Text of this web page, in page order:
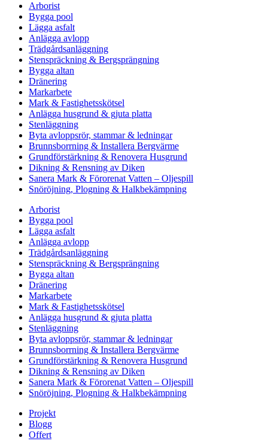
Arborist
Bygga pool
Lägga asfalt
Anlägga avlopp
Trädgårdsanläggning
Stenspräckning & Bergsprängning
Bygga altan
Dränering
Markarbete
Mark & Fastighetsskötsel
Anlägga husgrund & gjuta platta
Stenläggning
Byta avloppsrör, stammar & ledningar
Brunnsborrning & Installera Bergvärme
Grundförstärkning & Renovera Husgrund
Dikning & Rensning av Diken
Sanera Mark & Förorenat Vatten – Oljespill
Snöröjning, Plogning & Halkbekämpning
Arborist
Bygga pool
Lägga asfalt
Anlägga avlopp
Trädgårdsanläggning
Stenspräckning & Bergsprängning
Bygga altan
Dränering
Markarbete
Mark & Fastighetsskötsel
Anlägga husgrund & gjuta platta
Stenläggning
Byta avloppsrör, stammar & ledningar
Brunnsborrning & Installera Bergvärme
Grundförstärkning & Renovera Husgrund
Dikning & Rensning av Diken
Sanera Mark & Förorenat Vatten – Oljespill
Snöröjning, Plogning & Halkbekämpning
Projekt
Blogg
Offert